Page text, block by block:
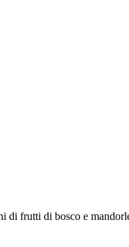
frutti di bosco e